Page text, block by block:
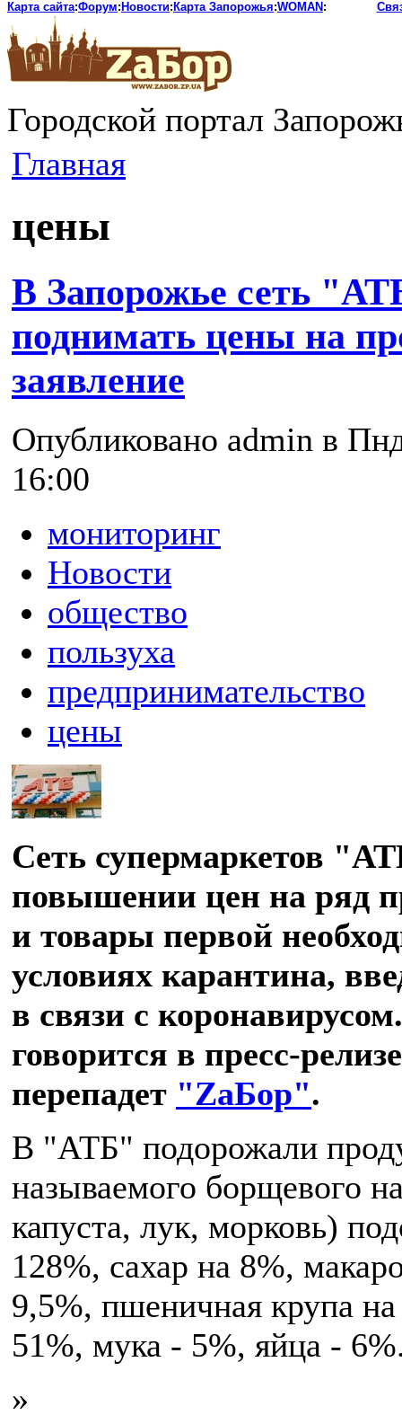
Карта сайта:Форум: Новости: Карта Запорожья:WOMAN :
Городской портал
Главная
цены
В Запорожье сеть
поднимать цены на
заявление
Опубликовано admin в
16:00
мониторинг
Новости
общество
пользуха
предпринимательство
цены
Сеть супермаркетов
повышении цен на ряд
и товары первой
условиях карантина,
в связи с
говорится в пресс-
перепадет "ZаБор".
В "АТБ" подорожали
называемого борщевого
капуста, лук, морковь)
128%, сахар на 8%,
9,5%, пшеничная крупа на
51%, мука - 5%, яйца -
»